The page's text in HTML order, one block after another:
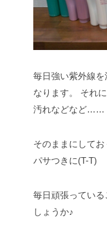
毎日強い紫外線
なります。
それに
汚れなどなど……
そのままにして
パサつきに(T-T)
毎日頑張ってい
しょうか♪